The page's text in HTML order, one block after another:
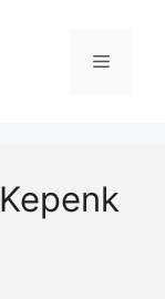
Menü